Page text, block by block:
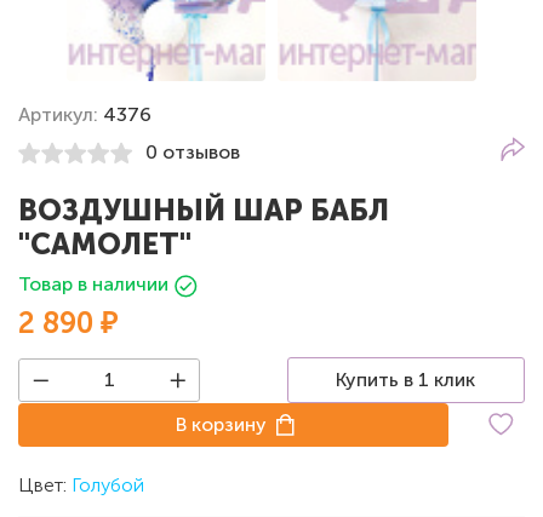
Артикул: 4376
0 отзывов
ВОЗДУШНЫЙ ШАР БАБЛ
"САМОЛЕТ"
Товар в наличии
2 890 ₽
Купить в 1 клик
В корзину
Цвет: Голубой